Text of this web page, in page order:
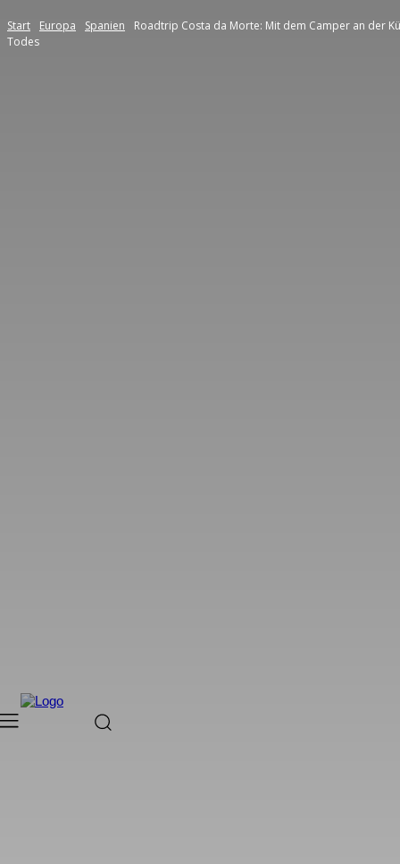
Start Europa Spanien
Roadtrip Costa da Morte: Mit dem Camper an der
Todes